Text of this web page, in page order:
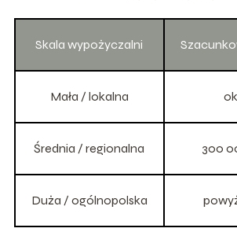
Skala wypożyczalni
Mała / lokalna
Średnia / regionalna 300
Duża / ogólnopolska